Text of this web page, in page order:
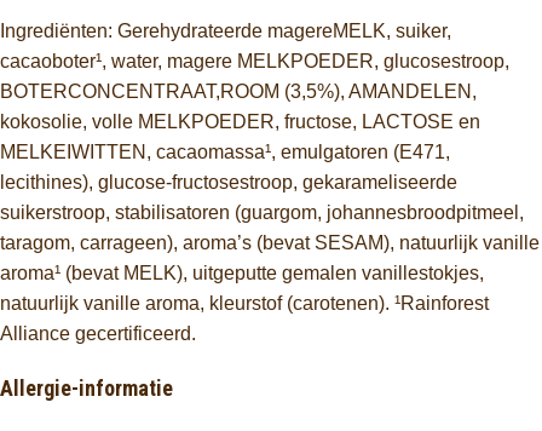
Ingrediënten: Gerehydrateerde magereMELK, suiker,
cacaoboter¹, water, magere MELKPOEDER, glucosestroop,
BOTERCONCENTRAAT,ROOM (3,5%), AMANDELEN,
kokosolie, volle MELKPOEDER, fructose, LACTOSE en
MELKEIWITTEN, cacaomassa¹, emulgatoren (E471,
lecithines), glucose-fructosestroop, gekarameliseerde
suikerstroop, stabilisatoren (guargom, johannesbroodpitmeel,
taragom, carrageen), aroma’s (bevat SESAM), natuurlijk vanille
aroma¹ (bevat MELK), uitgeputte gemalen vanillestokjes,
natuurlijk vanille aroma, kleurstof (carotenen). ¹Rainforest
Alliance gecertificeerd.
Allergie-informatie